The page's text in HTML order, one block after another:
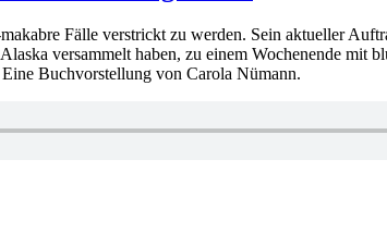
Fälle verstrickt zu werden. Sein aktueller
versammelt haben, zu einem Wochenende mit
Buchvorstellung von Carola Nümann.